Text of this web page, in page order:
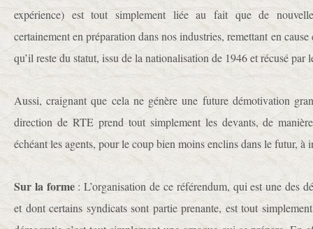
expérience) est tout simplement liée au fait que de
certainement en préparation dans nos industries, remettant en
qu’il reste du statut, issu de la nationalisation de 1946 et récusé par
Aussi, craignant que cela ne génère une future démotivation
direction de RTE prend tout simplement les devants, de
échéant les agents, pour le coup bien moins enclins dans le futur, à
Sur la forme: L’organisation de ce référendum, qui est une des
et dont certains syndicats sont partie prenante, est tout